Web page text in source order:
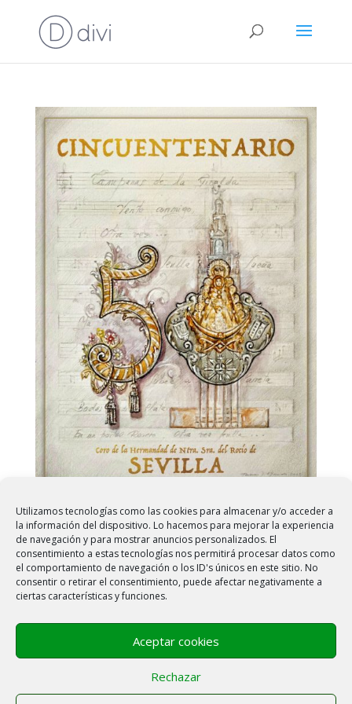
Utilizamos tecnologías como las cookies para almacenar y/o acceder a
la información del dispositivo. Lo hacemos para mejorar la experiencia
de navegación y para mostrar anuncios personalizados. El
consentimiento a estas tecnologías nos permitirá procesar datos como
el comportamiento de navegación o los ID's únicos en este sitio. No
consentir o retirar el consentimiento, puede afectar negativamente a
ciertas características y funciones.
Aceptar cookies
Rechazar
Misa de Acción de Gracias y convivencia para
celebrar el Cincuentenario del Coro de Sevilla
El próximo sábado día 25 de noviembre a las 18:30
celebraremos en la Iglesia Colegial del Salvador, una
Misa de acción de gracias conmemorativa del
cincuenta aniversario fundacional del coro de nuestra
Hermandad, a la que desde aquí invitamos a participar